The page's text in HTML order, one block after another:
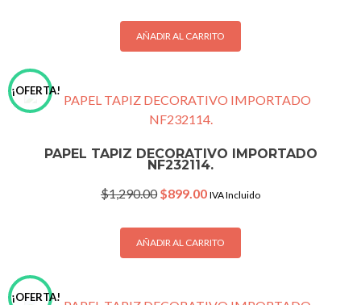
was:
$1,290.00.
is:
$899.00.
AÑADIR AL CARRITO
¡OFERTA!
PAPEL TAPIZ DECORATIVO IMPORTADO
NF232114.
$1,290.00 Original
was:
$1,290.00.
$899.00Current
is:
$899.00.
IVA Incluido
AÑADIR AL CARRITO
¡OFERTA!